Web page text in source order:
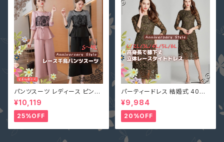
パンツスーツ レディース ピンク
2L (L寄り) 3L 即納 S M L 4L
黒 XZ-X99616 レース 七分袖
ガウチョパンツ ペプラム リボン
¥10,119
25%OFF
パーティードレス 結婚式 40代
大きいサイズ オリーブ L(S寄り
M) 5L 即納 2L 3L 4L 6L MD
-1164467 袖あり 七分袖 花柄
刺繍 総レース ワンピース タイ
ト Aライン 春
¥9,984
20%OFF